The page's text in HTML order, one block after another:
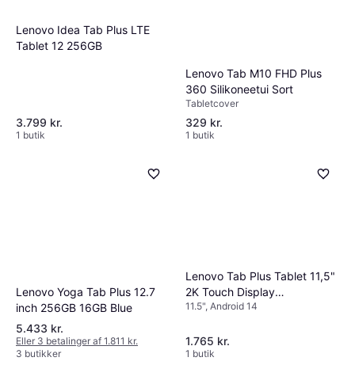
Lenovo Idea Tab Plus LTE
Tablet 12 256GB
3.799 kr.
1 butik
Lenovo Tab M10 FHD Plus
360 Silikoneetui Sort
Tabletcover
329 kr.
1 butik
Lenovo Yoga Tab Plus 12.7
inch 256GB 16GB Blue
5.433 kr.
Eller 3 betalinger af 1.811 kr.
3 butikker
Lenovo Tab Plus Tablet 11,5"
2K Touch Display
Soundsystem
11.5", Android 14
1.765 kr.
1 butik